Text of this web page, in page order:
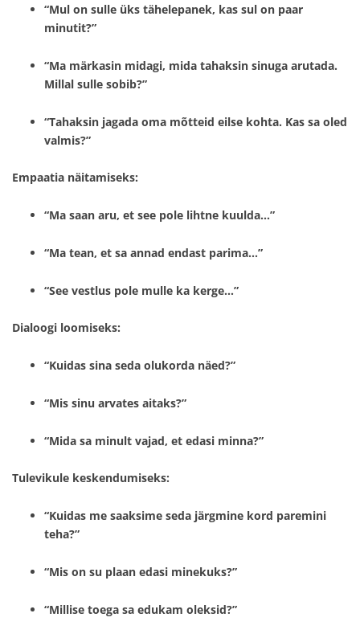
“Mul on sulle üks tähelepanek, kas sul on paar
minutit?”
“Ma märkasin midagi, mida tahaksin sinuga arutada.
Millal sulle sobib?”
“Tahaksin jagada oma mõtteid eilse kohta. Kas sa oled
valmis?”
Empaatia näitamiseks:
“Ma saan aru, et see pole lihtne kuulda…”
“Ma tean, et sa annad endast parima…”
“See vestlus pole mulle ka kerge…”
Dialoogi loomiseks:
“Kuidas sina seda olukorda näed?”
“Mis sinu arvates aitaks?”
“Mida sa minult vajad, et edasi minna?”
Tulevikule keskendumiseks:
“Kuidas me saaksime seda järgmine kord paremini
teha?”
“Mis on su plaan edasi minekuks?”
“Millise toega sa edukam oleksid?”